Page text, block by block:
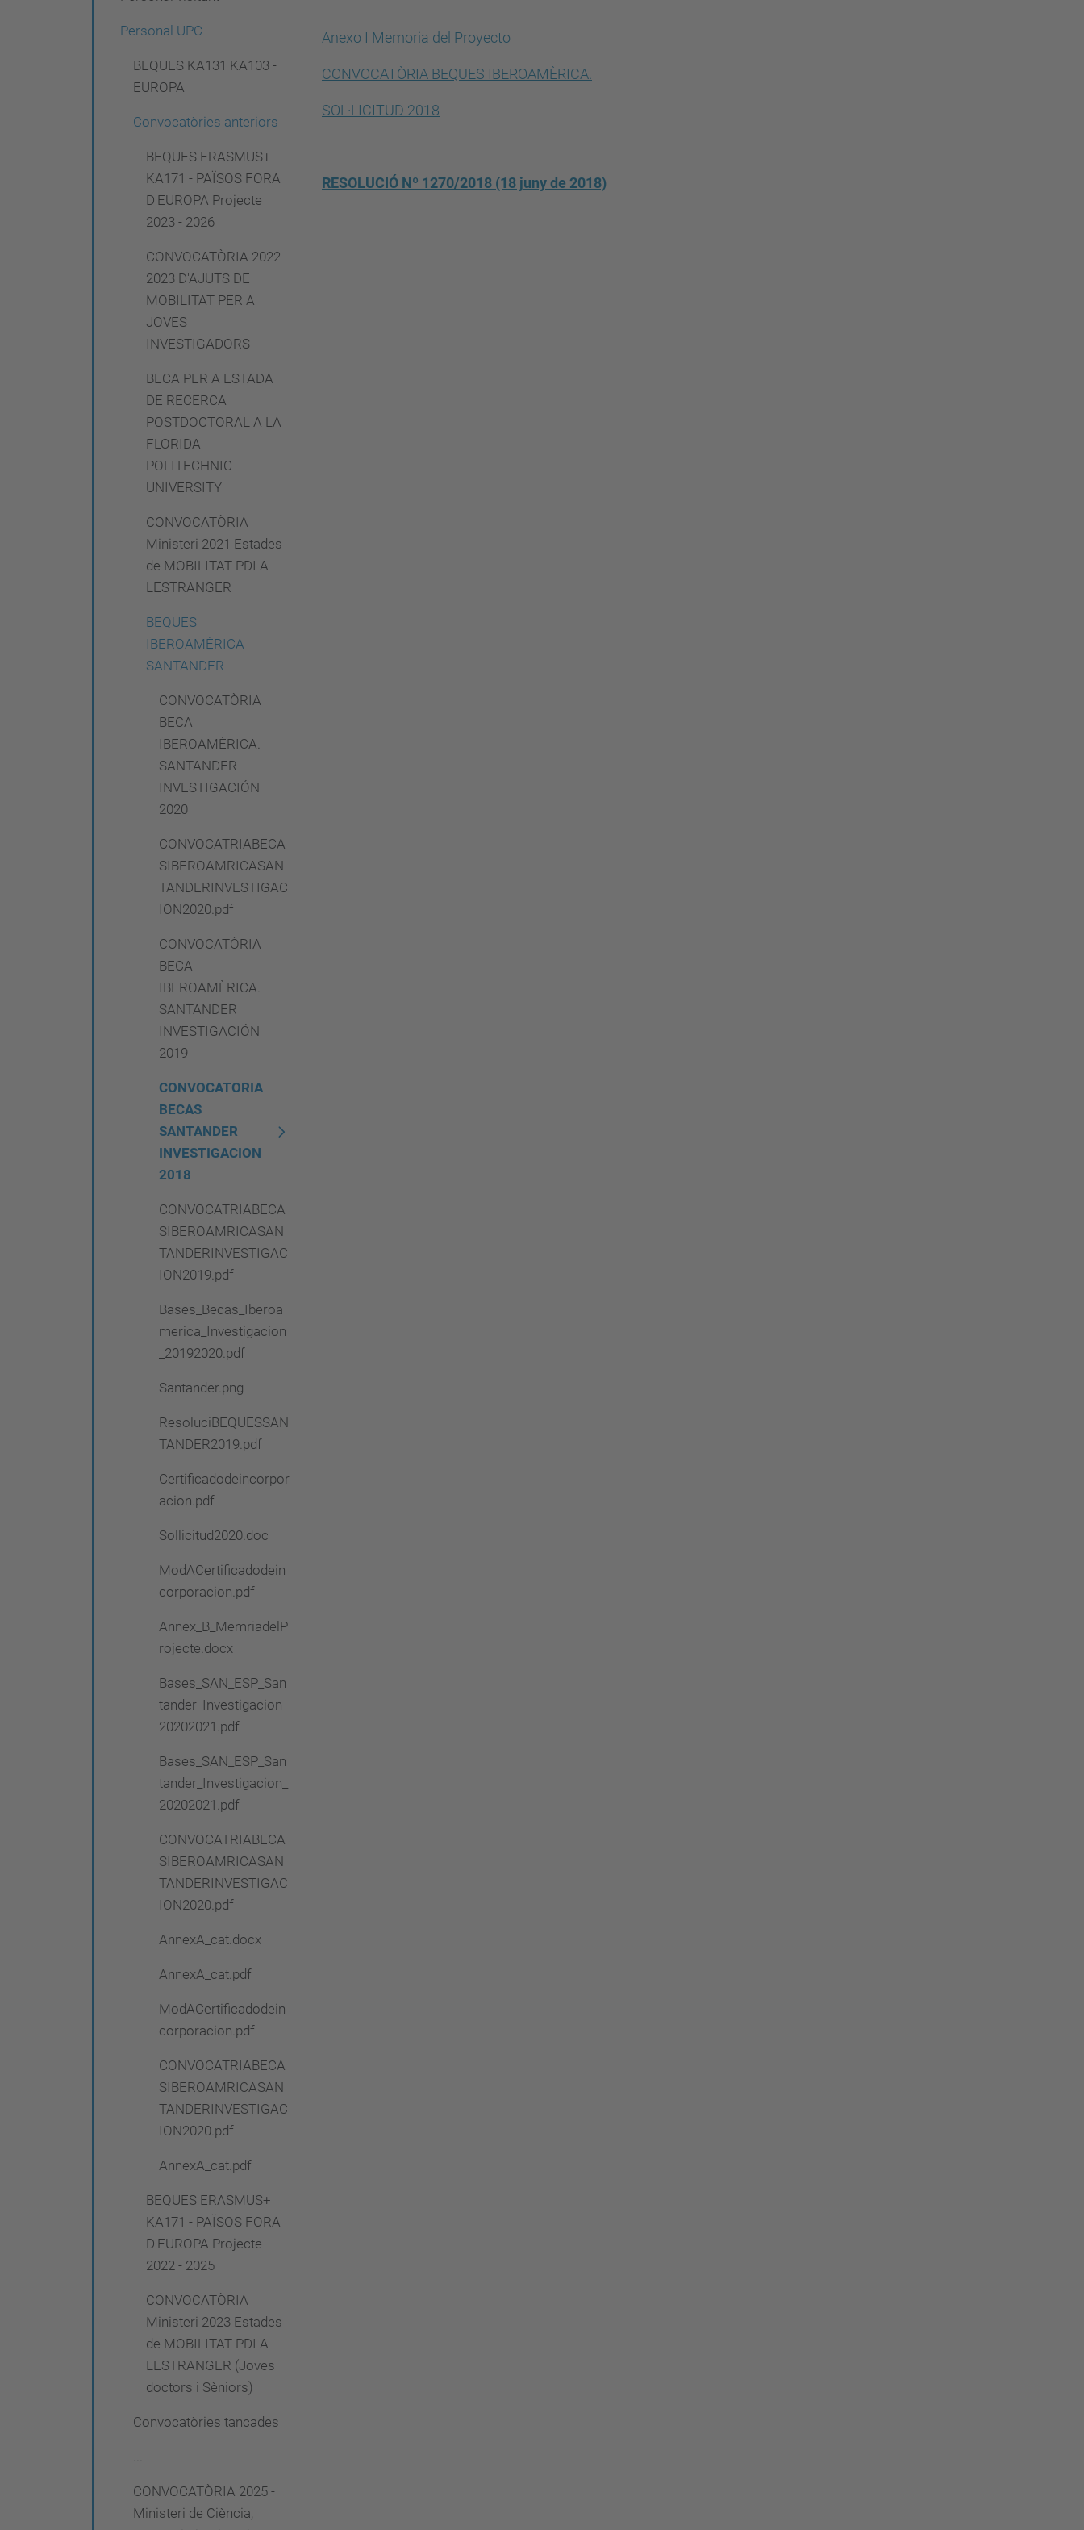
Anexo I Memoria del Proyecto
CONVOCATÒRIA BEQUES IBEROAMÈRICA.
SOL·LICITUD 2018
RESOLUCIÓ Nº 1270/2018 (18 juny de 2018)
Personal UPC
BEQUES KA131 KA103 -
EUROPA
Convocatòries anteriors
BEQUES ERASMUS+
KA171 - PAÏSOS FORA
D'EUROPA Projecte
2023 - 2026
CONVOCATÒRIA 2022-
2023 D'AJUTS DE
MOBILITAT PER A
JOVES
INVESTIGADORS
BECA PER A ESTADA
DE RECERCA
POSTDOCTORAL A LA
FLORIDA
POLITECHNIC
UNIVERSITY
CONVOCATÒRIA
Ministeri 2021 Estades
de MOBILITAT PDI A
L'ESTRANGER
BEQUES
IBEROAMÈRICA
SANTANDER
CONVOCATÒRIA
BECA
IBEROAMÈRICA.
SANTANDER
INVESTIGACIÓN
2020
CONVOCATRIABECA
SIBEROAMRICASAN
TANDERINVESTIGAC
ION2020.pdf
CONVOCATÒRIA
BECA
IBEROAMÈRICA.
SANTANDER
INVESTIGACIÓN
2019
CONVOCATORIA
BECAS
SANTANDER
INVESTIGACION
2018
CONVOCATRIABECA
SIBEROAMRICASAN
TANDERINVESTIGAC
ION2019.pdf
Bases_Becas_Iberoa
merica_Investigacion
_20192020.pdf
Santander.png
ResoluciBEQUESSAN
TANDER2019.pdf
Certificadodeincorpor
acion.pdf
Sollicitud2020.doc
ModACertificadodein
corporacion.pdf
Annex_B_MemriadelP
rojecte.docx
Bases_SAN_ESP_San
tander_Investigacion_
20202021.pdf
Bases_SAN_ESP_San
tander_Investigacion_
20202021.pdf
CONVOCATRIABECA
SIBEROAMRICASAN
TANDERINVESTIGAC
ION2020.pdf
AnnexA_cat.docx
AnnexA_cat.pdf
ModACertificadodein
corporacion.pdf
CONVOCATRIABECA
SIBEROAMRICASAN
TANDERINVESTIGAC
ION2020.pdf
AnnexA_cat.pdf
BEQUES ERASMUS+
KA171 - PAÏSOS FORA
D'EUROPA Projecte
2022 - 2025
CONVOCATÒRIA
Ministeri 2023 Estades
de MOBILITAT PDI A
L'ESTRANGER (Joves
doctors i Sèniors)
Convocatòries tancades
...
CONVOCATÒRIA 2025 -
Ministeri de Ciència,